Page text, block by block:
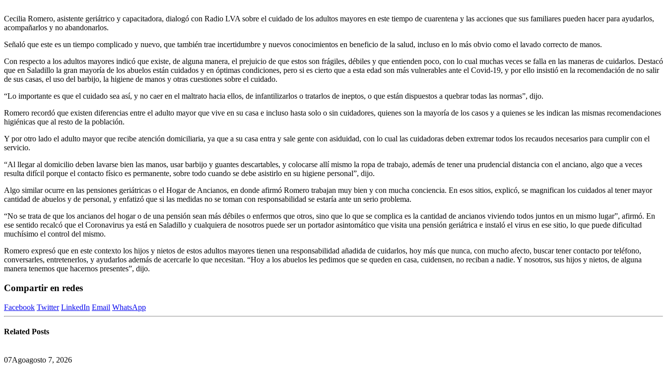
Cecilia Romero, asistente geriátrico y capacitadora, dialogó con Radio LVA sobre el cuidado de los adultos mayores en este tiempo de cuarentena y las acciones que sus familiares pueden hacer para ayudarlos,
acompañarlos y no abandonarlos.
Señaló que este es un tiempo complicado y nuevo, que también trae incertidumbre y nuevos conocimientos en beneficio de la salud, incluso en lo más obvio como el lavado correcto de manos.
Con respecto a los adultos mayores indicó que existe, de alguna manera, el prejuicio de que estos son frágiles, débiles y que entienden poco, con lo cual muchas veces se falla en las maneras de cuidarlos. Destacó
que en Saladillo la gran mayoría de los abuelos están cuidados y en óptimas condiciones, pero si es cierto que a esta edad son más vulnerables ante el Covid-19, y por ello insistió en la recomendación de no salir
de sus casas, el uso del barbijo, la higiene de manos y otras cuestiones sobre el cuidado.
“Lo importante es que el cuidado sea así, y no caer en el maltrato hacia ellos, de infantilizarlos o tratarlos de ineptos, o que están dispuestos a quebrar todas las normas”, dijo.
Romero recordó que existen diferencias entre el adulto mayor que vive en su casa e incluso hasta solo o sin cuidadores, quienes son la mayoría de los casos y a quienes se les indican las mismas recomendaciones
higiénicas que al resto de la población.
Y por otro lado el adulto mayor que recibe atención domiciliaria, ya que a su casa entra y sale gente con asiduidad, con lo cual las cuidadoras deben extremar todos los recaudos necesarios para cumplir con el
servicio.
“Al llegar al domicilio deben lavarse bien las manos, usar barbijo y guantes descartables, y colocarse allí mismo la ropa de trabajo, además de tener una prudencial distancia con el anciano, algo que a veces
resulta difícil porque el contacto físico es permanente, sobre todo cuando se debe asistirlo en su higiene personal”, dijo.
Algo similar ocurre en las pensiones geriátricas o el Hogar de Ancianos, en donde afirmó Romero trabajan muy bien y con mucha conciencia. En esos sitios, explicó, se magnifican los cuidados al tener mayor
cantidad de abuelos y de personal, y enfatizó que si las medidas no se toman con responsabilidad se estaría ante un serio problema.
“No se trata de que los ancianos del hogar o de una pensión sean más débiles o enfermos que otros, sino que lo que se complica es la cantidad de ancianos viviendo todos juntos en un mismo lugar”, afirmó. En
ese sentido recalcó que el Coronavirus ya está en Saladillo y cualquiera de nosotros puede ser un portador asintomático que visita una pensión geriátrica e instaló el virus en ese sitio, lo que puede dificultad
muchísimo el control del mismo.
Romero expresó que en este contexto los hijos y nietos de estos adultos mayores tienen una responsabilidad añadida de cuidarlos, hoy más que nunca, con mucho afecto, buscar tener contacto por teléfono,
conversarles, entretenerlos, y ayudarlos además de acercarle lo que necesitan. “Hoy a los abuelos les pedimos que se queden en casa, cuidensen, no reciban a nadie. Y nosotros, sus hijos y nietos, de alguna
manera tenemos que hacernos presentes”, dijo.
Compartir en redes
Facebook Twitter LinkedIn Email WhatsApp
Related Posts
07Agoagosto 7, 2026